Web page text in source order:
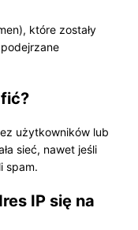
które zostały
podejrzane
użytkowników lub
sieć, nawet jeśli
spam.
IP się na